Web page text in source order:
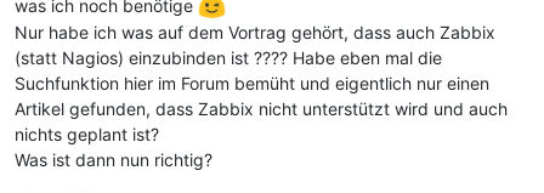
was ich noch benötige
Nur habe ich was auf dem Vortrag gehört, dass auch Zabbix
(statt Nagios) einzubinden ist ???? Habe eben mal die
Suchfunktion hier im Forum bemüht und eigentlich nur einen
Artikel gefunden, dass Zabbix nicht unterstützt wird und auch
nichts geplant ist?
Was ist dann nun richtig?